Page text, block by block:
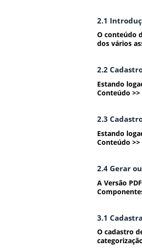
2.1
O conteúdo
dos vários
2.2
Estando
Conteúdo
2.3
Estando
Conteúdo
2.4 Gerar
A Versão
3.1
O cadastro